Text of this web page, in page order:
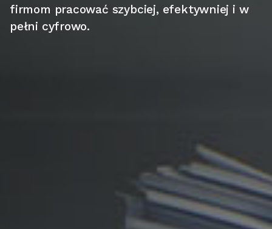
firmom pracować szybciej, efektywniej i w
pełni cyfrowo.